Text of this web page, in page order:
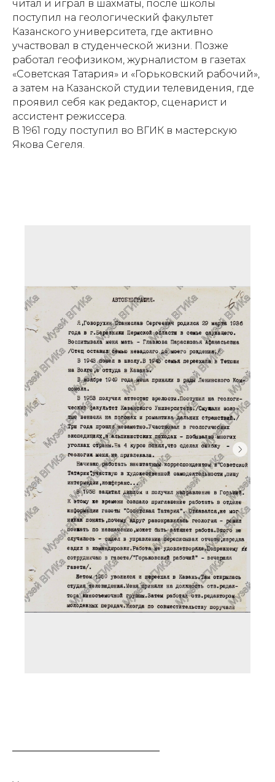
читал и играл в шахматы, после школы
поступил на геологический факультет
Казанского университета, где активно
участвовал в студенческой жизни. Позже
работал геофизиком, журналистом в газетах
«Советская Татария» и «Горьковский рабочий»,
а затем на Казанской студии телевидения, где
проявил себя как редактор, сценарист и
ассистент режиссера.
В 1961 году поступил во ВГИК в мастерскую
Якова Сегеля.